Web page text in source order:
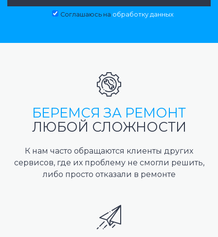
Соглашаюсь на обработку данных
БЕРЕМСЯ ЗА РЕМОНТ
ЛЮБОЙ СЛОЖНОСТИ
К нам часто обращаются клиенты других
сервисов, где их проблему не смогли решить,
либо просто отказали в ремонте